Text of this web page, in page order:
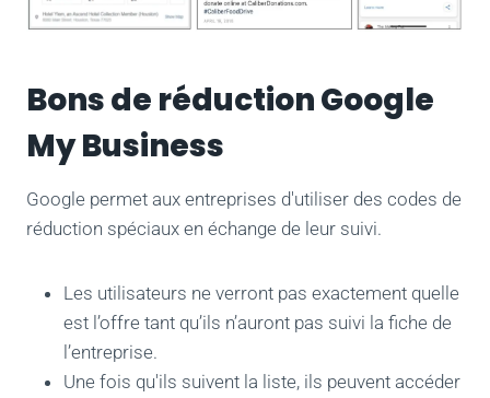
Bons de réduction Google
My Business
Google permet aux entreprises d'utiliser des codes de
réduction spéciaux en échange de leur suivi.
Les utilisateurs ne verront pas exactement quelle
est l’offre tant qu’ils n’auront pas suivi la fiche de
l’entreprise.
Une fois qu'ils suivent la liste, ils peuvent accéder